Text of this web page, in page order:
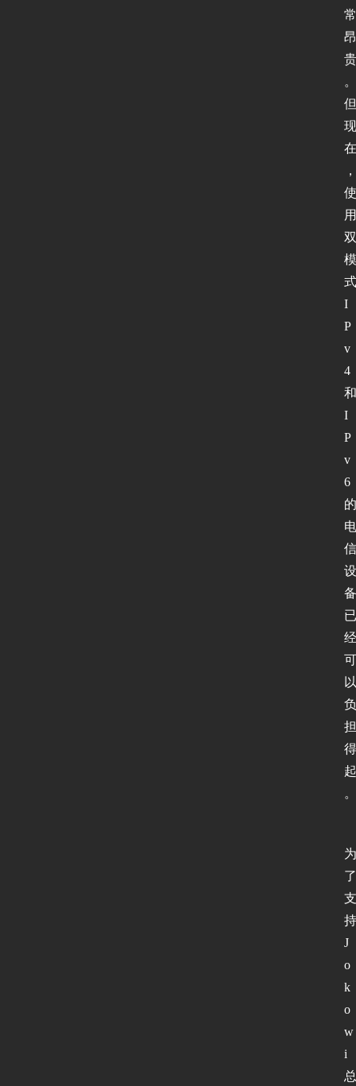
常
昂
贵
。
但
现
在
，
使
用
双
模
式
I
P
v
4
和
I
P
v
6
的
电
信
设
备
已
经
可
以
负
担
得
起
。
为
了
支
持
J
o
k
o
w
i
总